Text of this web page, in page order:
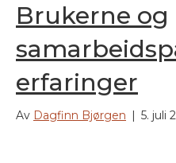
Brukerne og
erfaringer
Av Dagfinn Bjørgen | 5. juli